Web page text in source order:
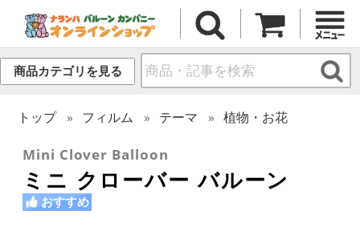
商品カテゴリを見る
トップ フィルム テーマ 植物・お花
Mini Clover Balloon
ミニ クローバー バルーン
おすすめ